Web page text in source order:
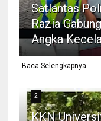
Satlantas
Razia
Angka
Baca Selengkapnya
2
KKN